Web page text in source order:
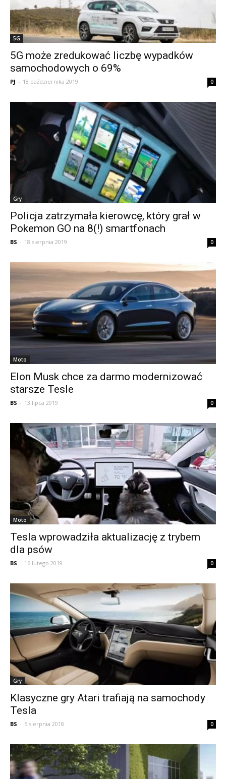
5G
5G może zredukować liczbę wypadków
samochodowych o 69%
PJ - 18 października 2019 0
Gry
Policja zatrzymała kierowcę, który grał w
Pokemon GO na 8(!) smartfonach
BS - 18 sierpnia 2019 0
Moto
Elon Musk chce za darmo modernizować
starsze Tesle
BS - 13 lipca 2019 0
Moto
Tesla wprowadziła aktualizację z trybem
dla psów
BS - 16 lutego 2019 0
Gry
Klasyczne gry Atari trafiają na samochody
Tesla
BS - 5 sierpnia 2018 0